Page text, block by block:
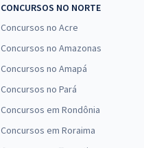
CONCURSOS NO NORTE
Concursos no Acre
Concursos no Amazonas
Concursos no Amapá
Concursos no Pará
Concursos em Rondônia
Concursos em Roraima